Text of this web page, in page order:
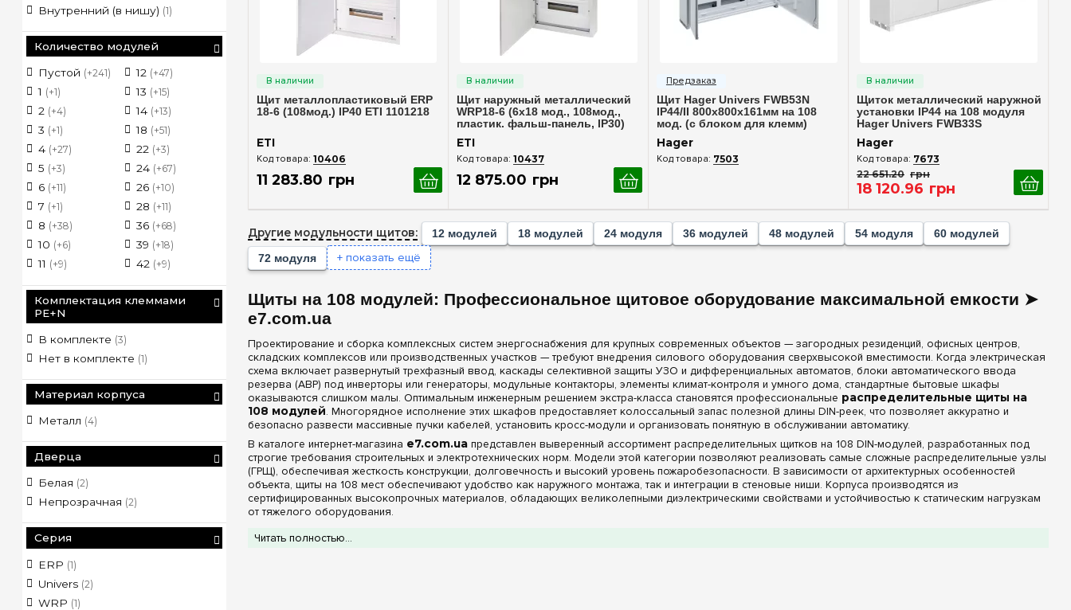
Щит металлопластиковый ERP
18-6 (108мод.) IP40 ETI 1101218
ETI
10406
11 283.80 грн
Щит наружный металлический
WRP18-6 (6х18 мод., 108мод.,
пластик. фальш-панель, IP30)
ETI
10437
12 875.00 грн
Щит Hager Univers FWB53N
IP44/II 800x800x161мм на 108
мод. (с блоком для клемм)
Hager
7503
Щиток металлический наружной
установки IP44 на 108 модуля
Hager Univers FWB33S
Hager
7673
22 651.20 грн
18 120.96 грн
Другие модульности щитов: 12 модулей 18 модулей 24 модуля 36 модулей 48 модулей 54 модуля
60 модулей
72 модуля
+ показать ещё
Щиты на 108 модулей: Профессиональное щитовое оборудование максимальной емкости ➤
e7.com.ua
Проектирование и сборка комплексных систем энергоснабжения для крупных современных объектов — загородных резиденций, офисных центров,
складских комплексов или производственных участков — требуют внедрения силового оборудования сверхвысокой вместимости. Когда электрическая
схема включает развернутый трехфазный ввод, каскады селективной защиты УЗО и дифференциальных автоматов, блоки автоматического ввода
резерва (АВР) под инверторы или генераторы, модульные контакторы, элементы климат-контроля и умного дома, стандартные бытовые шкафы
оказываются слишком малы. Оптимальным инженерным решением экстра-класса становятся профессиональные распределительные щиты на
108 модулей. Многорядное исполнение этих шкафов предоставляет колоссальный запас полезной длины DIN-реек, что позволяет аккуратно и
безопасно развести массивные пучки кабелей, установить кросс-модули и организовать понятную в обслуживании автоматику.
В каталоге интернет-магазина e7.com.ua представлен выверенный ассортимент распределительных щитков на 108 DIN-модулей, разработанных под
строгие требования строительных и электротехнических норм. Модели этой категории позволяют реализовать самые сложные распределительные узлы
(ГРЩ), обеспечивая жесткость конструкции, долговечность и высокий уровень пожаробезопасности. В зависимости от архитектурных особенностей
объекта, щиты на 108 мест обеспечивают удобство как наружного монтажа, так и интеграции в стеновые ниши. Корпуса производятся из
сертифицированных высокопрочных материалов, обладающих великолепными диэлектрическими свойствами и устойчивостью к статическим нагрузкам
от тяжелого оборудования.
Конструктивные особенности, комплектация шинами, фасады и защита IP
Читать полностью...
Внутренний (в нишу) (1)
Количество модулей
Пустой (+241)
1 (+1)
2 (+4)
3 (+1)
4 (+27)
5 (+3)
6 (+11)
7 (+1)
8 (+38)
10 (+6)
11 (+9)
12 (+47)
13 (+15)
14 (+13)
18 (+51)
22 (+3)
24 (+67)
26 (+10)
28 (+11)
36 (+68)
39 (+18)
42 (+9)
(+36)
(+11)
(+45)
(+2)
(+3)
90(+2)
(+37)
120(+40)
156
168(+32)
192(+32)
216(+1)
(+1)
(+1)
Комплектация клеммами
PE+N
В комплекте (3)
Нет в комплекте (1)
Материал корпуса
Металл (4)
Дверца
Белая (2)
Непрозрачная (2)
Серия
ERP (1)
Univers (2)
WRP (1)